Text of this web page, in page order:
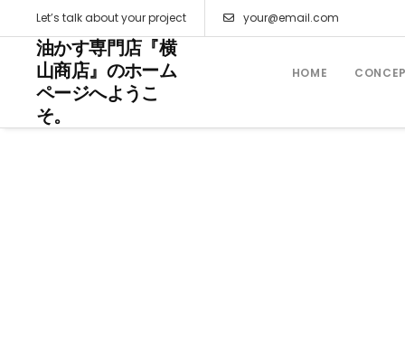
Let’s talk about your project your@email.com
油かす専門店『横
山商店』のホーム
ページへようこ
そ。
HOME